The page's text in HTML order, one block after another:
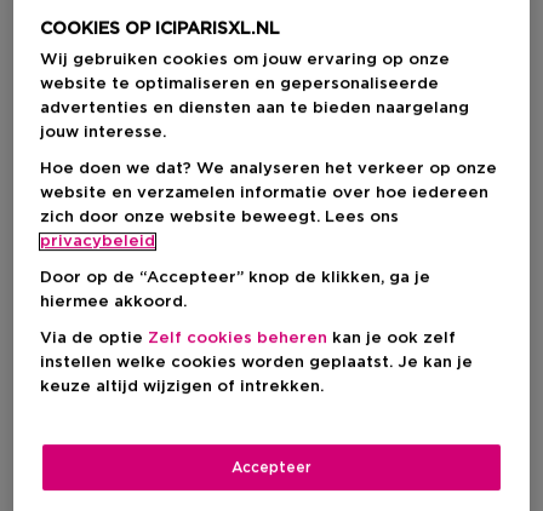
Kies je formaat
1 ST Op voorraad
COOKIES OP ICIPARISXL.NL
Wij gebruiken cookies om jouw ervaring op onze
website te optimaliseren en gepersonaliseerde
advertenties en diensten aan te bieden naargelang
jouw interesse.
Hoe doen we dat? We analyseren het verkeer op onze
website en verzamelen informatie over hoe iedereen
zich door onze website beweegt. Lees ons
privacybeleid
Door op de “Accepteer” knop de klikken, ga je
hiermee akkoord.
Via de optie Zelf cookies beheren kan je ook zelf
instellen welke cookies worden geplaatst. Je kan je
keuze altijd wijzigen of intrekken.
Accepteer